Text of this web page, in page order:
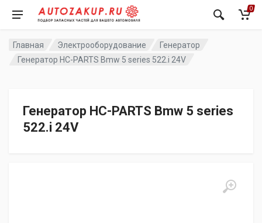
0
Главная Электрооборудование
Генератор
Генератор HC-PARTS Bmw 5 series 522.i 24V
Генератор HC-PARTS Bmw 5 series
522.i 24V